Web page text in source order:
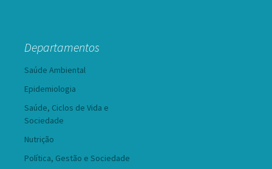
Departamentos
Saúde Ambiental
Epidemiologia
Saúde, Ciclos de Vida e
Sociedade
Nutrição
Política, Gestão e Sociedade